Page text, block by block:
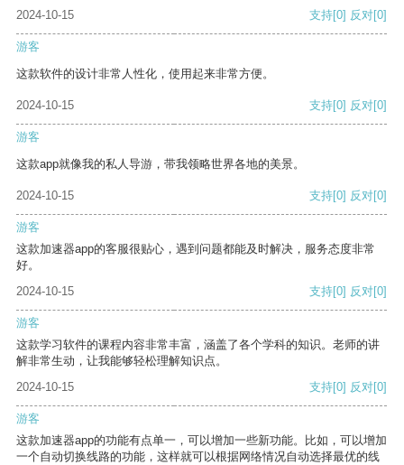
2024-10-15 支持[0] 反对[0]
游客
这款软件的设计非常人性化，使用起来非常方便。
2024-10-15 支持[0] 反对[0]
游客
这款app就像我的私人导游，带我领略世界各地的美景。
2024-10-15 支持[0] 反对[0]
游客
这款加速器app的客服很贴心，遇到问题都能及时解决，服务态度非常
好。
2024-10-15
支持[0] 反对[0]
游客
这款学习软件的课程内容非常丰富，涵盖了各个学科的知识。老师的讲
解非常生动，让我能够轻松理解知识点。
2024-10-15
支持[0] 反对[0]
游客
这款加速器app的功能有点单一，可以增加一些新功能。比如，可以增加
一个自动切换线路的功能，这样就可以根据网络情况自动选择最优的线